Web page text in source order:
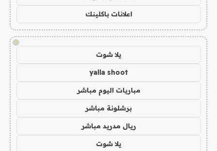
اعلانات باكلينك
!
يلا شوت
yalla shoot
مباريات اليوم مباشر
برشلونة مباشر
ريال مدريد مباشر
يلا شوت